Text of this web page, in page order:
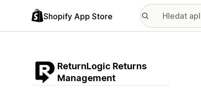
Shopify App Store
ReturnLogic Returns
Management